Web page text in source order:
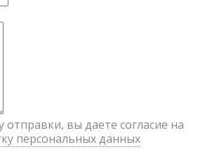
вы даете согласие на
персональных данных